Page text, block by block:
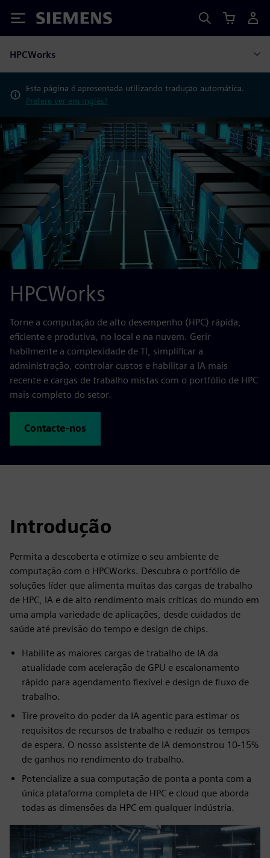
Siemens
HPCWorks
Esta página é apresentada utilizando tradução automática.
Prefere ver em inglês?
HPCWorks
Torne a computação de alto desempenho (HPC) rápida,
eficiente e produtiva, no local e na nuvem. Gerir
habilmente a complexidade de TI, simplificar a
administração, controlar custos e habilitar a IA mais
recente e cargas de trabalho mistas com o portfólio de HPC
mais completo do setor.
Contacte-nos
Introdução
Permita a descoberta e otimize o seu ambiente de
computação com o HPCWorks. Descubra o portfólio de
soluções líder que alimenta muitas das cargas de trabalho
de HPC, IA e de alto rendimento mais críticas do mundo em
uma ampla variedade de aplicações, desde cuidados de
saúde até previsão do tempo e design de chips.
Habilite as maiores cargas de trabalho de IA da
atualidade com aceleração de GPU e escalonamento
rápido para agendamento flexível e design de fluxo de
trabalho.
Tire proveito do poder da IA agentic para estimar os
requisitos de recursos de trabalho e reduzir os tempos
de espera. O nosso assistente de IA demonstrou 10-15%
de ganhos no rendimento do trabalho.
Potencialize a sua computação de ponta a ponta com a
única plataforma completa de HPC e cloud que aborda
todas as dimensões da HPC em qualquer indústria.